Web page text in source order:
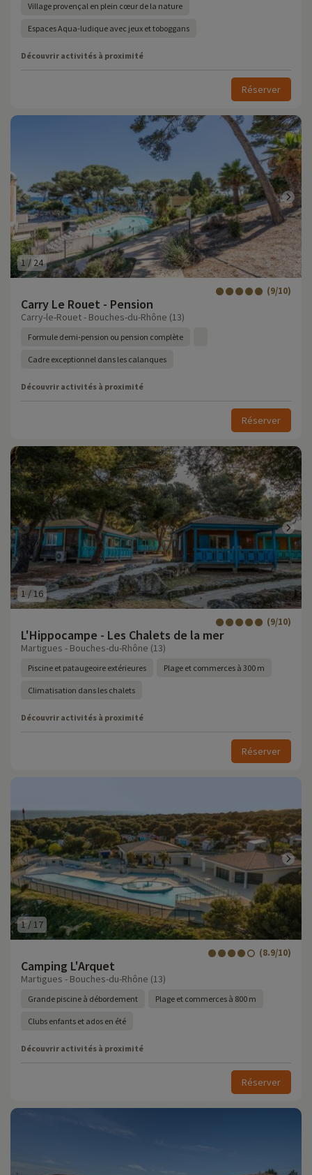
Village provençal en plein cœur de la nature
Espaces Aqua-ludique avec jeux et toboggans
Découvrir activités à proximité
Réserver
1/ 24
Carry Le Rouet - Pension
(9/10)
Carry-le-Rouet - Bouches-du-Rhône (13)
Formule demi-pension ou pension complète
Cadre exceptionnel dans les calanques
Découvrir activités à proximité
Réserver
1 / 16
L'Hippocampe - Les Chalets de la mer
(9/10)
Martigues - Bouches-du-Rhône (13)
Piscine et pataugeoire extérieures Plage et commerces à 300 m
Climatisation dans les chalets
Découvrir activités à proximité
Réserver
1/ 17
Camping L'Arquet
(8.9/10)
Martigues - Bouches-du-Rhône (13)
Grande piscine à débordement Plage et commerces à 800 m
Clubs enfants et ados en été
Découvrir activités à proximité
Réserver